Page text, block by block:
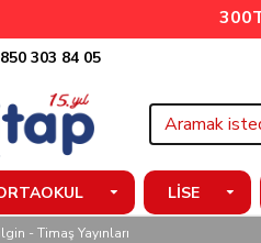
303 84 05
LISE
- Timaş Yayınları